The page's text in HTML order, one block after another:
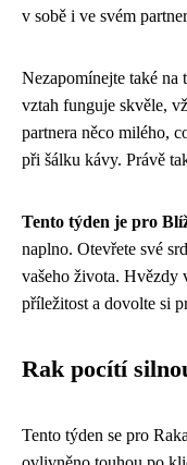
v sobě i ve svém
Nezapomínejte také na
vztah funguje skvěle,
partnera něco milého,
při šálku kávy. Právě
Tento týden je pro
naplno. Otevřete své
vašeho života. Hvězdy
příležitost a dovolte si
Rak pocítí
Tento týden se pro